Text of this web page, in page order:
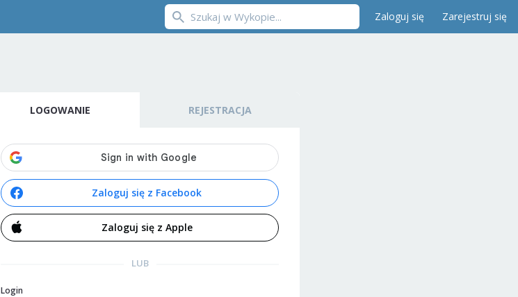
Zaloguj się Zarejestruj się
LOGOWANIE REJESTRACJA
Zaloguj się z Facebook
Zaloguj się z Apple
LUB
Login